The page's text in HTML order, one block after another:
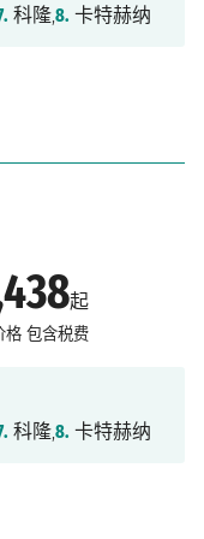
科隆,8. 卡特赫纳
起
格 包含税费
科隆,8. 卡特赫纳